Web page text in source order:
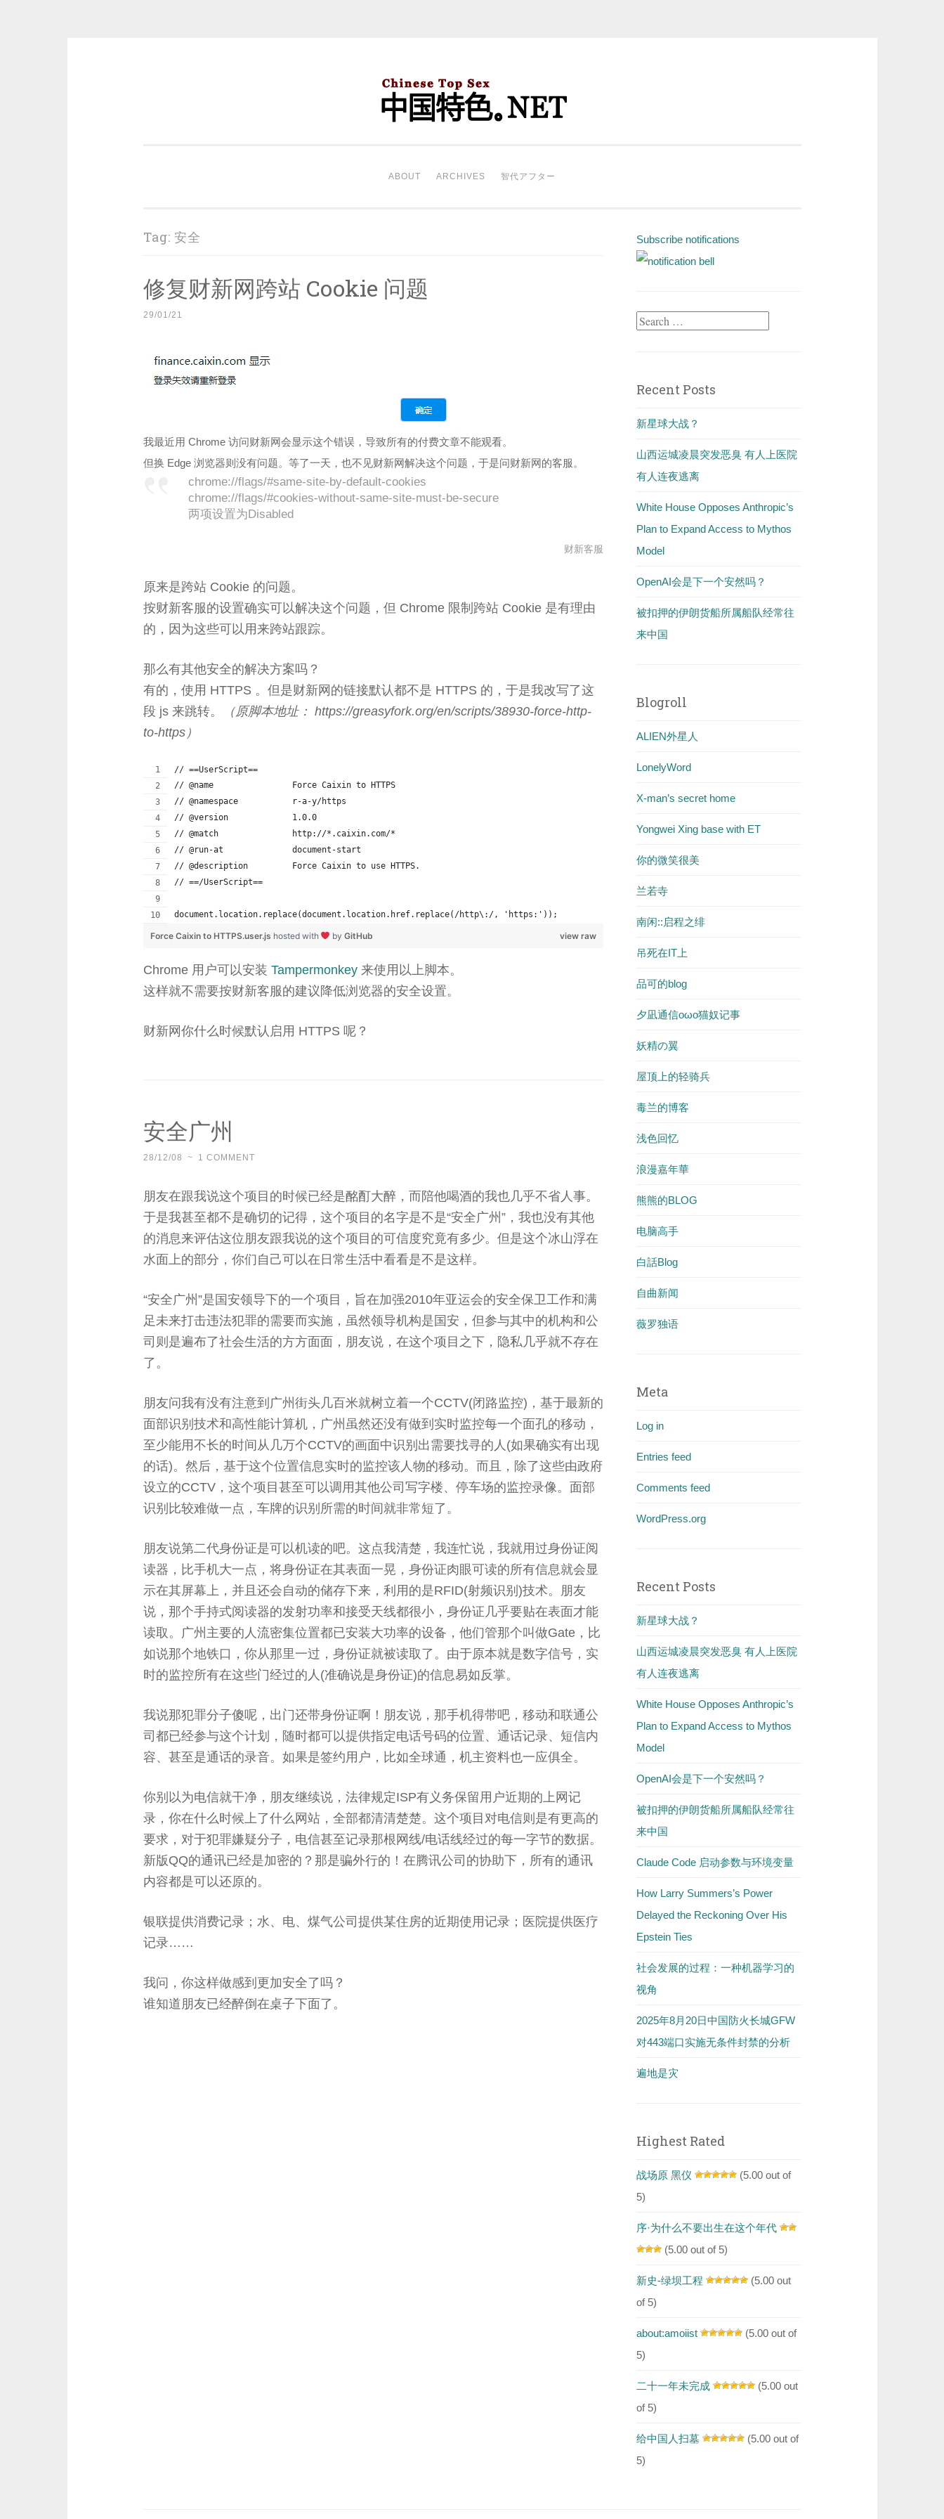
ABOUT ARCHIVES 智代アフター
Tag: 安全
修复财新网跨站 Cookie 问题
29/01/21
我最近用 Chrome 访问财新网会显示这个错误，导致所有的付费文章不能观看。
但换 Edge 浏览器则没有问题。等了一天，也不见财新网解决这个问题，于是问财新网的客服。
chrome://flags/#same-site-by-default-cookies
chrome://flags/#cookies-without-same-site-must-be-secure
两项设置为Disabled
财新客服
原来是跨站 Cookie 的问题。
按财新客服的设置确实可以解决这个问题，但 Chrome 限制跨站 Cookie 是有理由
的，因为这些可以用来跨站跟踪。
那么有其他安全的解决方案吗？
有的，使用 HTTPS 。但是财新网的链接默认都不是 HTTPS 的，于是我改写了这
段 js 来跳转。
（原脚本地址： https://greasyfork.org/en/scripts/38930-force-http-
to-https）
// ==UserScript==
// @name                Force Caixin to HTTPS
// @namespace           r-a-y/https
// @version             1.0.0
// @match               http://*.caixin.com/*
// @run-at              document-start
// @description         Force Caixin to use HTTPS.
// ==/UserScript==
document.location.replace(document.location.href.replace(/http\:/, 'https:'));
view raw
Force Caixin to HTTPS.user.js hosted with byGitHub
Chrome 用户可以安装 Tampermonkey来使用以上脚本。
这样就不需要按财新客服的建议降低浏览器的安全设置。
财新网你什么时候默认启用 HTTPS 呢？
安全广州
28/12/08 ~ 1 COMMENT
朋友在跟我说这个项目的时候已经是酩酊大醉，而陪他喝酒的我也几乎不省人事。
于是我甚至都不是确切的记得，这个项目的名字是不是“安全广州”，我也没有其他
的消息来评估这位朋友跟我说的这个项目的可信度究竟有多少。但是这个冰山浮在
水面上的部分，你们自己可以在日常生活中看看是不是这样。
“安全广州”是国安领导下的一个项目，旨在加强2010年亚运会的安全保卫工作和满
足未来打击违法犯罪的需要而实施，虽然领导机构是国安，但参与其中的机构和公
司则是遍布了社会生活的方方面面，朋友说，在这个项目之下，隐私几乎就不存在
了。
朋友问我有没有注意到广州街头几百米就树立着一个CCTV(闭路监控)，基于最新的
面部识别技术和高性能计算机，广州虽然还没有做到实时监控每一个面孔的移动，
至少能用不长的时间从几万个CCTV的画面中识别出需要找寻的人(如果确实有出现
的话)。然后，基于这个位置信息实时的监控该人物的移动。而且，除了这些由政府
设立的CCTV，这个项目甚至可以调用其他公司写字楼、停车场的监控录像。面部
识别比较难做一点，车牌的识别所需的时间就非常短了。
朋友说第二代身份证是可以机读的吧。这点我清楚，我连忙说，我就用过身份证阅
读器，比手机大一点，将身份证在其表面一晃，身份证肉眼可读的所有信息就会显
示在其屏幕上，并且还会自动的储存下来，利用的是RFID(射频识别)技术。朋友
说，那个手持式阅读器的发射功率和接受天线都很小，身份证几乎要贴在表面才能
读取。广州主要的人流密集位置都已安装大功率的设备，他们管那个叫做Gate，比
如说那个地铁口，你从那里一过，身份证就被读取了。由于原本就是数字信号，实
时的监控所有在这些门经过的人(准确说是身份证)的信息易如反掌。
我说那犯罪分子傻呢，出门还带身份证啊！朋友说，那手机得带吧，移动和联通公
司都已经参与这个计划，随时都可以提供指定电话号码的位置、通话记录、短信内
容、甚至是通话的录音。如果是签约用户，比如全球通，机主资料也一应俱全。
你别以为电信就干净，朋友继续说，法律规定ISP有义务保留用户近期的上网记
录，你在什么时候上了什么网站，全部都清清楚楚。这个项目对电信则是有更高的
要求，对于犯罪嫌疑分子，电信甚至记录那根网线/电话线经过的每一字节的数据。
新版QQ的通讯已经是加密的？那是骗外行的！在腾讯公司的协助下，所有的通讯
内容都是可以还原的。
银联提供消费记录；水、电、煤气公司提供某住房的近期使用记录；医院提供医疗
记录……
我问，你这样做感到更加安全了吗？
谁知道朋友已经醉倒在桌子下面了。
Subscribe notifications
Search
Recent Posts
新星球大战？
山西运城凌晨突发恶臭 有人上医院
有人连夜逃离
White House Opposes Anthropic’s
Plan to Expand Access to Mythos
Model
OpenAI会是下一个安然吗？
被扣押的伊朗货船所属船队经常往
来中国
Blogroll
ALIEN外星人
LonelyWord
X-man’s secret home
Yongwei Xing base with ET
你的微笑很美
兰若寺
南闲::启程之绯
吊死在IT上
品可的blog
夕凪通信oωo猫奴记事
妖精の翼
屋顶上的轻骑兵
毒兰的博客
浅色回忆
浪漫嘉年華
熊熊的BLOG
电脑高手
白話Blog
自曲新闻
薇罗独语
Meta
Log in
Entries feed
Comments feed
WordPress.org
Recent Posts
新星球大战？
山西运城凌晨突发恶臭 有人上医院
有人连夜逃离
White House Opposes Anthropic’s
Plan to Expand Access to Mythos
Model
OpenAI会是下一个安然吗？
被扣押的伊朗货船所属船队经常往
来中国
Claude Code 启动参数与环境变量
How Larry Summers’s Power
Delayed the Reckoning Over His
Epstein Ties
社会发展的过程：一种机器学习的
视角
2025年8月20日中国防火长城GFW
对443端口实施无条件封禁的分析
遍地是灾
Highest Rated
战场原 黑仪
(5.00 out of
5)
序·为什么不要出生在这个年代
(5.00 out of 5)
新史-绿坝工程
(5.00 out
of 5)
about:amoiist
(5.00 out of
5)
二十一年未完成
(5.00 out
of 5)
给中国人扫墓
(5.00 out of
5)